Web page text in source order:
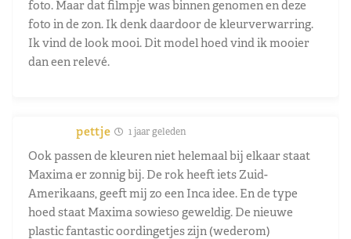
foto. Maar dat filmpje was binnen genomen en deze
foto in de zon. Ik denk daardoor de kleurverwarring.
Ik vind de look mooi. Dit model hoed vind ik mooier
dan een relevé.
pettje 1 jaar geleden
Ook passen de kleuren niet helemaal bij elkaar staat
Maxima er zonnig bij. De rok heeft iets Zuid-
Amerikaans, geeft mij zo een Inca idee. En de type
hoed staat Maxima sowieso geweldig. De nieuwe
plastic fantastic oordingetjes zijn (wederom)